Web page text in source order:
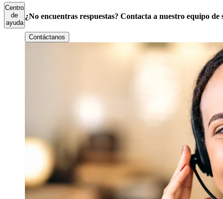
Centro
de
ayuda
¿No encuentras respuestas? Contacta a nuestro equipo de
Contáctanos